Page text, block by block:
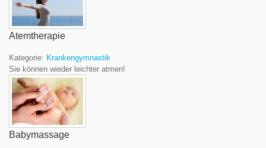
Atemtherapie
Kategorie: Krankengymnastik
Sie können wieder leichter atmen!
Babymassage